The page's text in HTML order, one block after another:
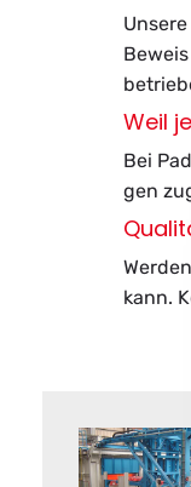
Weil
Bei
gen
kann.